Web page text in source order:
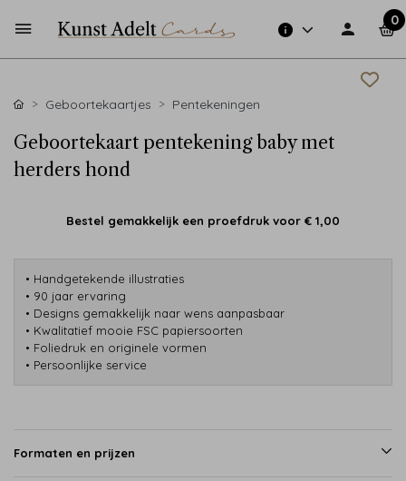
0
Geboortekaartjes Pentekeningen
Geboortekaart pentekening baby met
herders hond
Bestel gemakkelijk een proefdruk voor € 1,00
• Handgetekende illustraties
• 90 jaar ervaring
• Designs gemakkelijk naar wens aanpasbaar
• Kwalitatief mooie FSC papiersoorten
• Foliedruk en originele vormen
• Persoonlijke service
Formaten en prijzen